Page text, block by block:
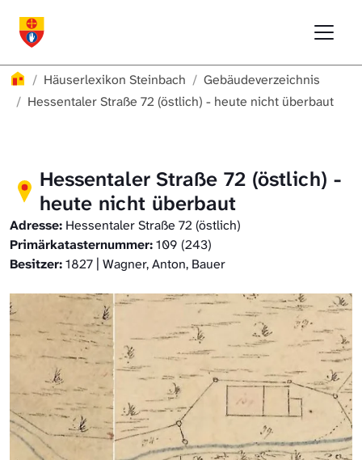
Häuserlexikon
Häuserlexikon Steinbach
Gebäudeverzeichnis
Hessentaler Straße 72 (östlich) - heute nicht überbaut
Hessentaler Straße 72 (östlich) -
heute nicht überbaut
Adresse: Hessentaler Straße 72 (östlich)
Primärkatasternummer:109 (243)
Besitzer:1827 | Wagner, Anton, Bauer
Häuserlexikon Steinbach
Digitale Nachschlagewerke